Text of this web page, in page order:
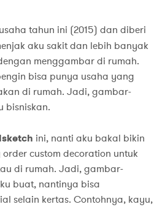
tahun ini (2015) dan diberi
aku sakit dan lebih banyak
menggambar di rumah.
bisa punya usaha yang
di rumah. Jadi, gambar-
bisniskan.
ini, nanti aku bakal bikin
custom decoration untuk
di rumah. Jadi, gambar-
buat, nantinya bisa
selain kertas. Contohnya, kayu,